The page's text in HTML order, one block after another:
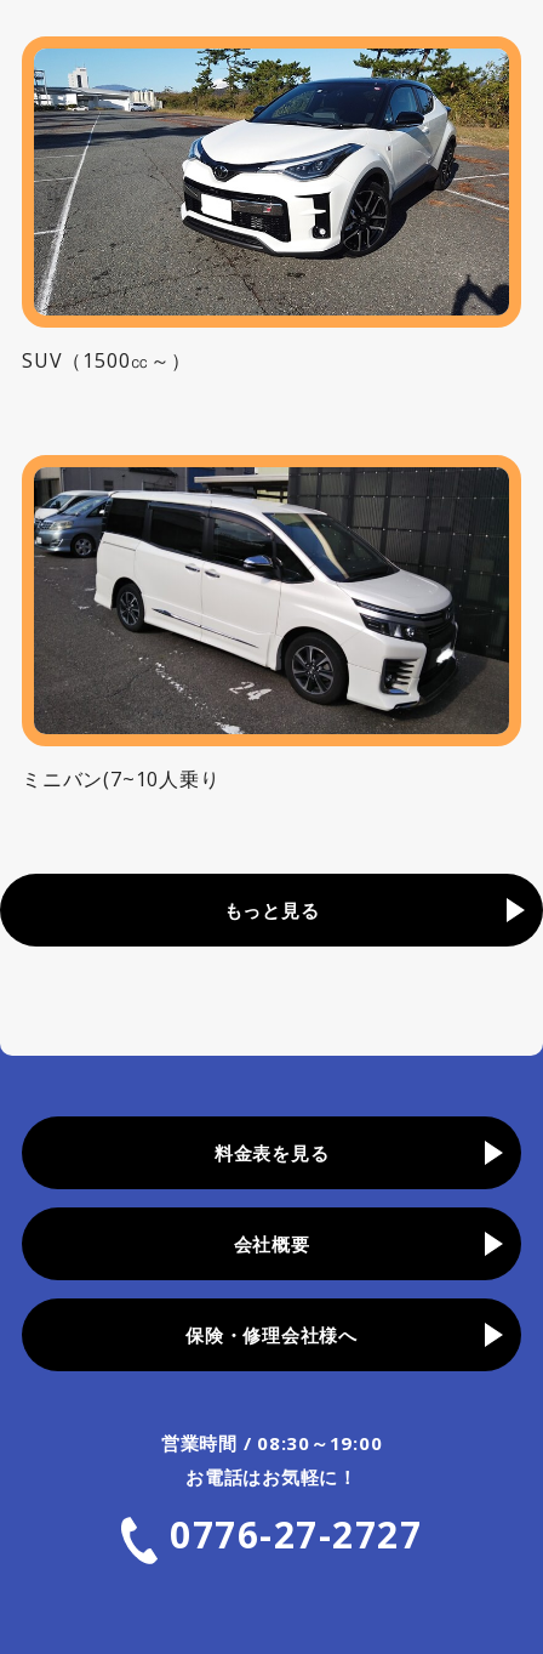
SUV（1500㏄～）
ミニバン(7~10人乗り
もっと見る
料金表を見る
会社概要
保険・修理会社様へ
営業時間 / 08:30～19:00
お電話はお気軽に！
0776-27-2727